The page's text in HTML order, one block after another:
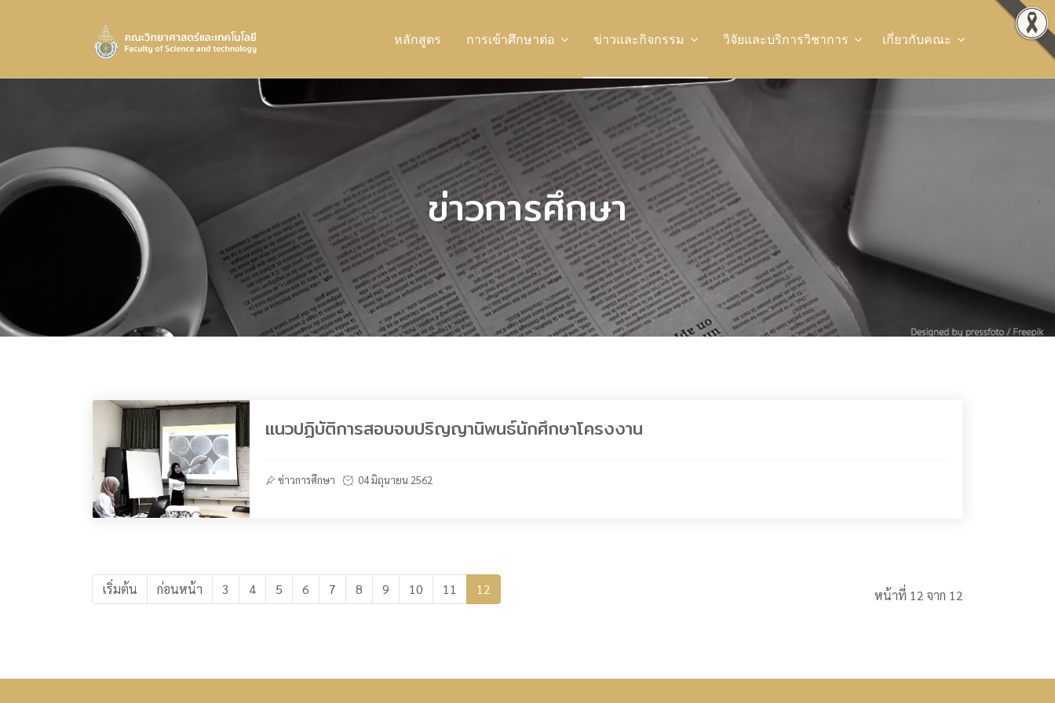
หลักสูตร การเข้าศึกษาต่อ ข่าวและกิจกรรม วิจัยและบริการวิชาการ เกี่ยวกับคณะ
ข่าวการศึกษา
แนวปฏิบัติการสอบจบปริญญานิพนธ์นักศึกษาโครงงาน
ข่าวการศึกษา 04 มิถุนายน 2562
เริ่มต้น ก่อนหน้า 3 4 5 6 7 8 9 10 11 12 หน้าที่ 12 จาก 12